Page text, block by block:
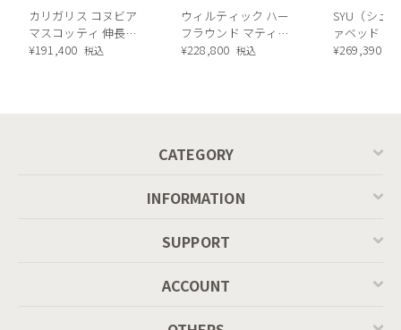
カリガリス コヌビア
マスコッティ 伸長・
昇降式テーブル ／
¥191,400 税込
ウィルティック ハー
フラウンド マティエ
ラ塗装 ダイニングテ
¥228,800 税込
SYU（シュ
ァベッド（
ル）190cm
¥269,390
CATEGORY
INFORMATION
SUPPORT
ACCOUNT